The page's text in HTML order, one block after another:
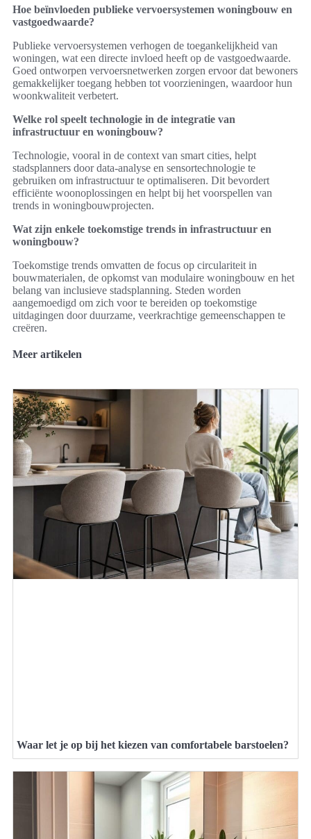
Hoe beïnvloeden publieke vervoersystemen woningbouw en
vastgoedwaarde?
Publieke vervoersystemen verhogen de toegankelijkheid van
woningen, wat een directe invloed heeft op de vastgoedwaarde.
Goed ontworpen vervoersnetwerken zorgen ervoor dat bewoners
gemakkelijker toegang hebben tot voorzieningen, waardoor hun
woonkwaliteit verbetert.
Welke rol speelt technologie in de integratie van
infrastructuur en woningbouw?
Technologie, vooral in de context van smart cities, helpt
stadsplanners door data-analyse en sensortechnologie te
gebruiken om infrastructuur te optimaliseren. Dit bevordert
efficiënte woonoplossingen en helpt bij het voorspellen van
trends in woningbouwprojecten.
Wat zijn enkele toekomstige trends in infrastructuur en
woningbouw?
Toekomstige trends omvatten de focus op circulariteit in
bouwmaterialen, de opkomst van modulaire woningbouw en het
belang van inclusieve stadsplanning. Steden worden
aangemoedigd om zich voor te bereiden op toekomstige
uitdagingen door duurzame, veerkrachtige gemeenschappen te
creëren.
Meer artikelen
Waar let je op bij het kiezen van comfortabele barstoelen?